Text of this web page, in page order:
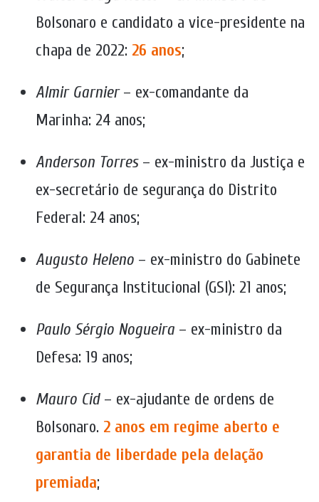
Bolsonaro e candidato a vice-presidente na
chapa de 2022: 26 anos;
Almir Garnier– ex-comandante da
Marinha: 24 anos;
Anderson Torres– ex-ministro da Justiça e
ex-secretário de segurança do Distrito
Federal: 24 anos;
Augusto Heleno – ex-ministro do Gabinete
de Segurança Institucional (GSI): 21 anos;
Paulo Sérgio Nogueira – ex-ministro da
Defesa: 19 anos;
Mauro Cid– ex-ajudante de ordens de
Bolsonaro. 2 anos em regime aberto e
garantia de liberdade pela delação
premiada;